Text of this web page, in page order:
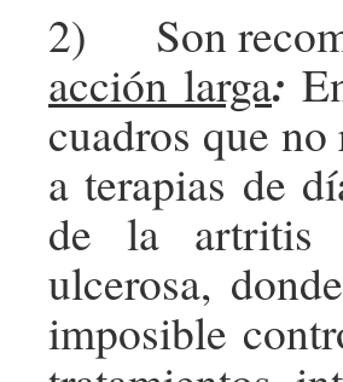
2) Son
acción larga:
cuadros que no
a terapias de
de la artritis
ulcerosa,
imposible